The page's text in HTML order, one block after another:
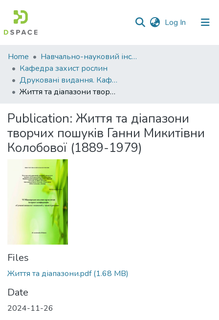
Log In (current)
Communities
&
Collections
All of DSpace
Statistics
Home
Навчально-науковий інститут агротехнологій, селекції та екології
Кафедра захист рослин
Друковані видання. Кафедра захист рослин
Життя та діапазони творчих пошуків Ганни Микитівни Колобової (1889-1979)
Publication: Життя та діапазони
творчих пошуків Ганни Микитівни
Колобової (1889-1979)
Files
Життя та діапазони.pdf(1.68 MB)
Date
2024-11-26